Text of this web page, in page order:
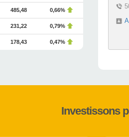
485,48 0,66%
231,22 0,79%
178,43 0,47%
Investissons